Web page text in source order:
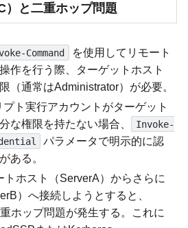
）と二重ホップ問題
Command
を使用してリモート
作を行う際、ターゲットホスト
（通常はAdministrator）が必要。
プト実行アカウントがターゲット
な権限を持たない場合、
Invoke-
パラメータで明示的に認
ある。
トホスト（ServerA）からさらに
）へ接続しようとすると、
ホップ問題が発生する。これに